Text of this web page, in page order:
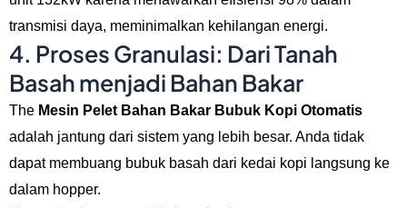
transmisi daya, meminimalkan kehilangan energi.
4. Proses Granulasi: Dari Tanah
Basah menjadi Bahan Bakar
The Mesin Pelet Bahan Bakar Bubuk Kopi Otomatis
adalah jantung dari sistem yang lebih besar. Anda tidak
dapat membuang bubuk basah dari kedai kopi langsung ke
dalam hopper.